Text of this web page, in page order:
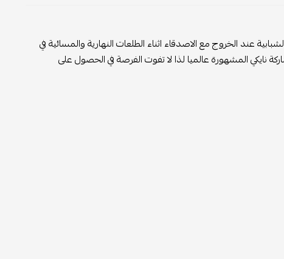
عند الخروج مع الاصدقاء اثناء الطلعات النهارية والمسائية في
من ماركة نايكي المشهورة عالميا لذا لا تفوت الفرصة في الحصول على